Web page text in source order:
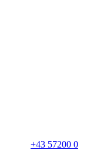
+43 57200 0